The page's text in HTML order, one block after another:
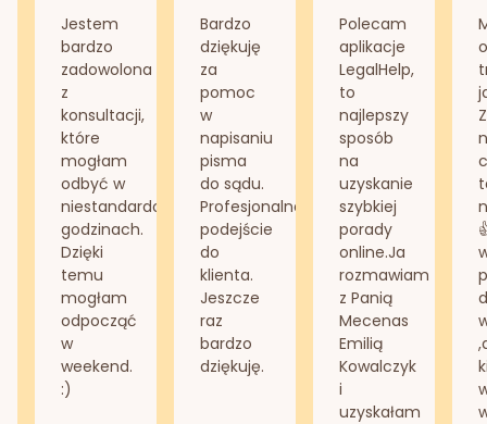
Jestem
bardzo
zadowolona
z
konsultacji,
które
mogłam
odbyć w
niestandardowych
godzinach.
Dzięki
temu
mogłam
odpocząć
w
weekend.
:)
Bardzo
dziękuję
za
pomoc
w
napisaniu
pisma
do sądu.
Profesjonalne
podejście
do
klienta.
Jeszcze
raz
bardzo
dziękuję.
Polecam
aplikacje
LegalHelp,
to
najlepszy
sposób
na
uzyskanie
szybkiej
porady
online.Ja
rozmawiam
z Panią
Mecenas
Emilią
Kowalczyk
i
uzyskałam